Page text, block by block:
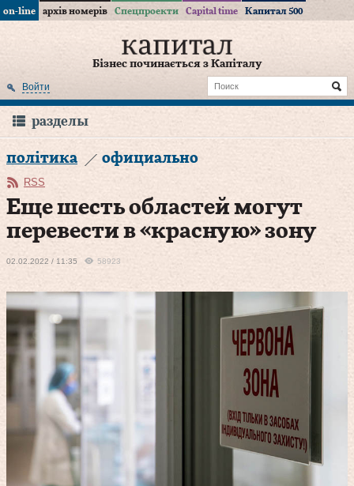
on-line архів номерів Спецпроекти Capital time Капитал 500
Бізнес починається з Капіталу
Войти
разделы
політика официально
RSS
Еще шесть областей могут
перевести в «красную» зону
02.02.2022 / 11:35 58923